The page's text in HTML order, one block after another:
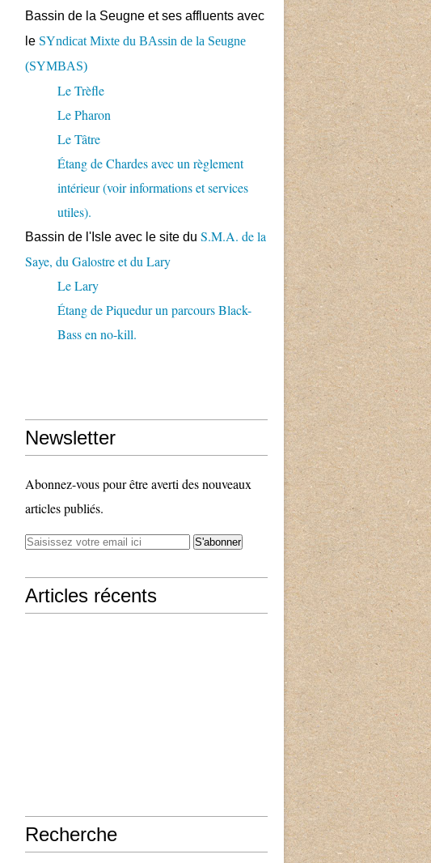
Bassin de la Seugne et ses affluents avec
le SYndicat Mixte du BAssin de la Seugne
(SYMBAS)
Le Trèfle
Le Pharon
Le Tâtre
Étang de Chardes avec un règlement
intérieur (voir informations et services
utiles).
Bassin de l'Isle avec le site du S.M.A. de la
Saye, du Galostre et du Lary
Le Lary
Étang de Piquedur un parcours Black-
Bass en no-kill.
Newsletter
Abonnez-vous pour être averti des nouveaux
articles publiés.
Articles récents
Recherche